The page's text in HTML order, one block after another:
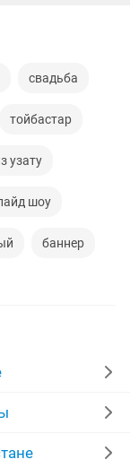
свадьба
тойбастар
узату
шоу
баннер
повар на дому